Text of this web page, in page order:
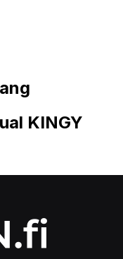
KINGY